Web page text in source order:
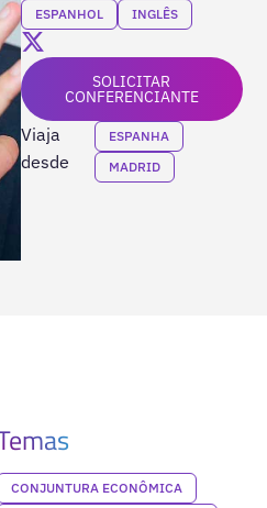
ESPANHOL INGLÊS
SOLICITAR
CONFERENCIANTE
Viaja
desde
ESPANHA
MADRID
CONJUNTURA ECONÔMICA